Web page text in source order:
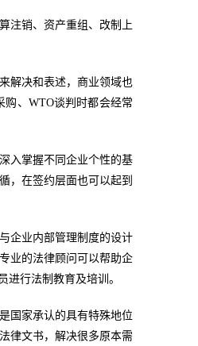
注销、资产重组、改制上
解决和表述，商业领域也
、WTO谈判时都会经常
入掌握不同企业个性的基
，在签约层面也可以起到
企业内部管理制度的设计
业的法律顾问可以帮助企
进行法制教育及培训。
国家承认的具有特殊地位
律文书，解决很多原本需